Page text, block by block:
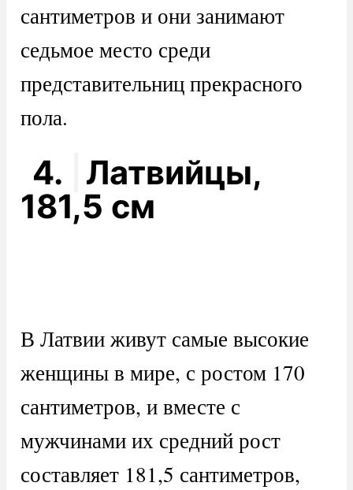
сантиметров и они занимают
седьмое место среди
представительниц прекрасного
пола.
4.
Латвийцы,
181,5 см
В Латвии живут самые высокие
женщины в мире, с ростом 170
сантиметров, и вместе с
мужчинами их средний рост
составляет 181,5 сантиметров,